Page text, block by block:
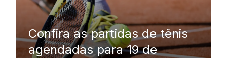
Confira as partidas de tênis
agendadas para 19 de